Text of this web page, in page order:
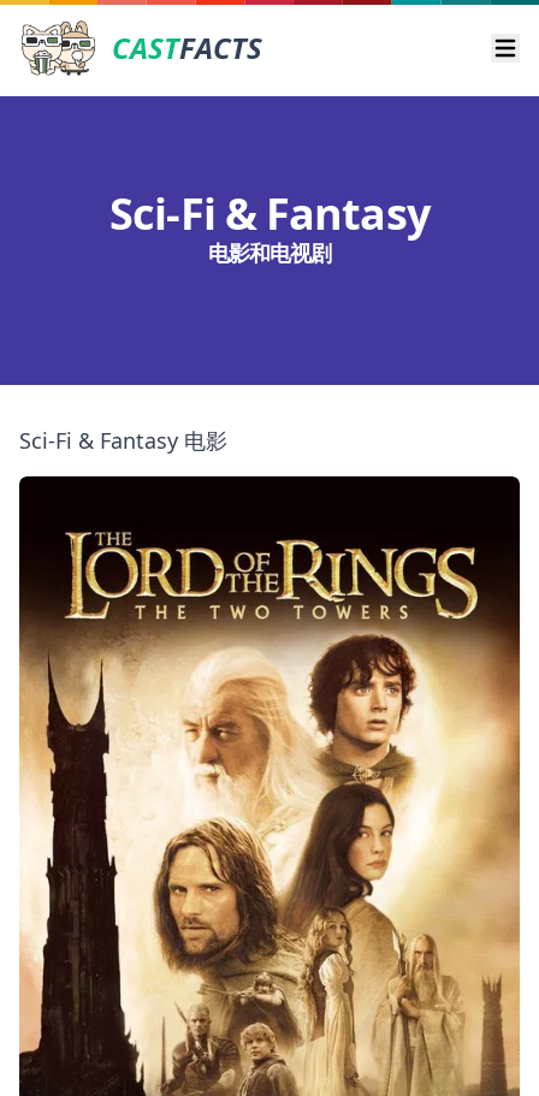
CASTFACTS
Sci-Fi & Fantasy
电影和电视剧
Sci-Fi & Fantasy 电影